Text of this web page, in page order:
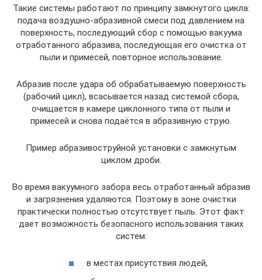
Такие системы работают по принципу замкнутого цикла:
подача воздушно-абразивной смеси под давлением на
поверхность, последующий сбор с помощью вакуума
отработанного абразива, последующая его очистка от
пыли и примесей, повторное использование.
Абразив после удара об обрабатываемую поверхность
(рабочий цикл), всасывается назад системой сбора,
очищается в камере циклонного типа от пыли и
примесей и снова подаётся в абразивную струю.
Пример абразивоструйной установки с замкнутым
циклом дроби.
Во время вакуумного забора весь отработанный абразив
и загрязнения удаляются. Поэтому в зоне очистки
практически полностью отсутствует пыль. Этот факт
дает возможность безопасного использования таких
систем:
в местах присутствия людей,